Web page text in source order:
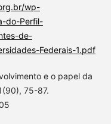
wp-
do-Perfil-
de-
Federais-1.pdf
e o papel da
75-87.